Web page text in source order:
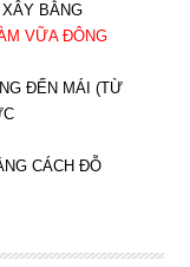
BẰNG
VỮA ĐÔNG
ĐẾN MÁI (TỪ
CÁCH ĐỖ